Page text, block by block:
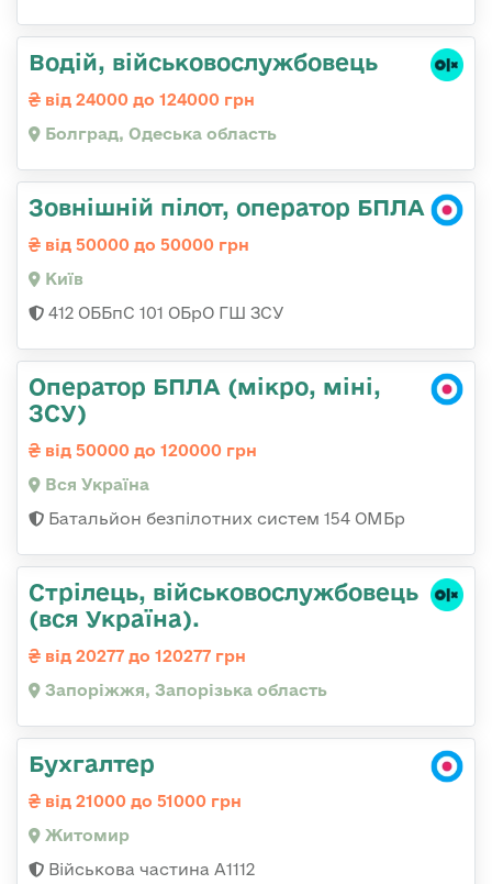
Водій, військовослужбовець
від 24000 до 124000 грн
Болград, Одеська область
Зовнішній пілот, оператор БПЛА
від 50000 до 50000 грн
Київ
412 ОББпС 101 ОБрО ГШ ЗСУ
Оператор БПЛА (мікро, міні,
ЗСУ)
від 50000 до 120000 грн
Вся Україна
Батальйон безпілотних систем 154 ОМБр
Стрілець, військовослужбовець
(вся Україна).
від 20277 до 120277 грн
Запоріжжя, Запорізька область
Бухгалтер
від 21000 до 51000 грн
Житомир
Військова частина А1112